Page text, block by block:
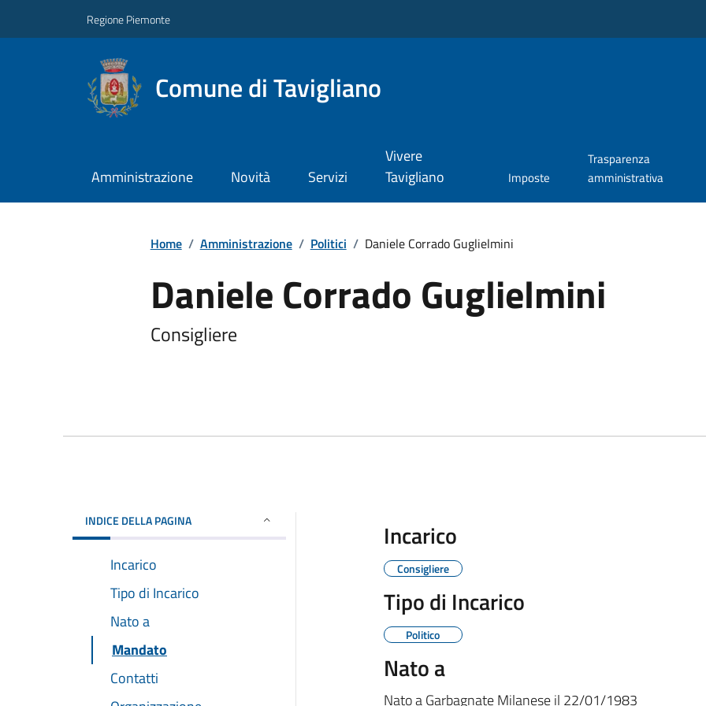
Regione Piemonte
Comune di Tavigliano
Amministrazione Novità Servizi
Vivere
Tavigliano
Imposte
Trasparenza
amministrativa
Home / Amministrazione / Politici / Daniele Corrado Guglielmini
Daniele Corrado Guglielmini
Consigliere
INDICE DELLA PAGINA
Incarico
Tipo di Incarico
Nato a
Mandato
Contatti
Incarico
Consigliere
Tipo di Incarico
Politico
Nato a
Nato aGarbagnate Milaneseil 22/01/1983